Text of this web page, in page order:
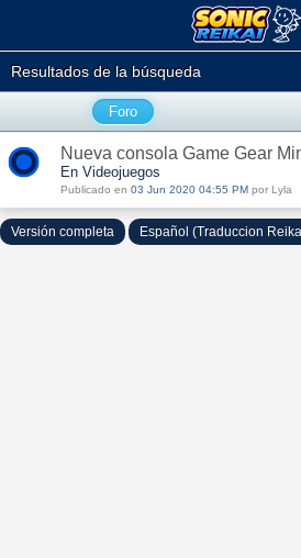
Resultados de la búsqueda
Foro
Nueva consola Game Gear
En Videojuegos
Publicado en 03 Jun 2020 04:55 PM por Lyla
Versión completa Español (Traduccion